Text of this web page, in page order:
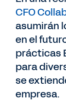
CFO
asumirán
en el
prácticas
para
se
empresa.